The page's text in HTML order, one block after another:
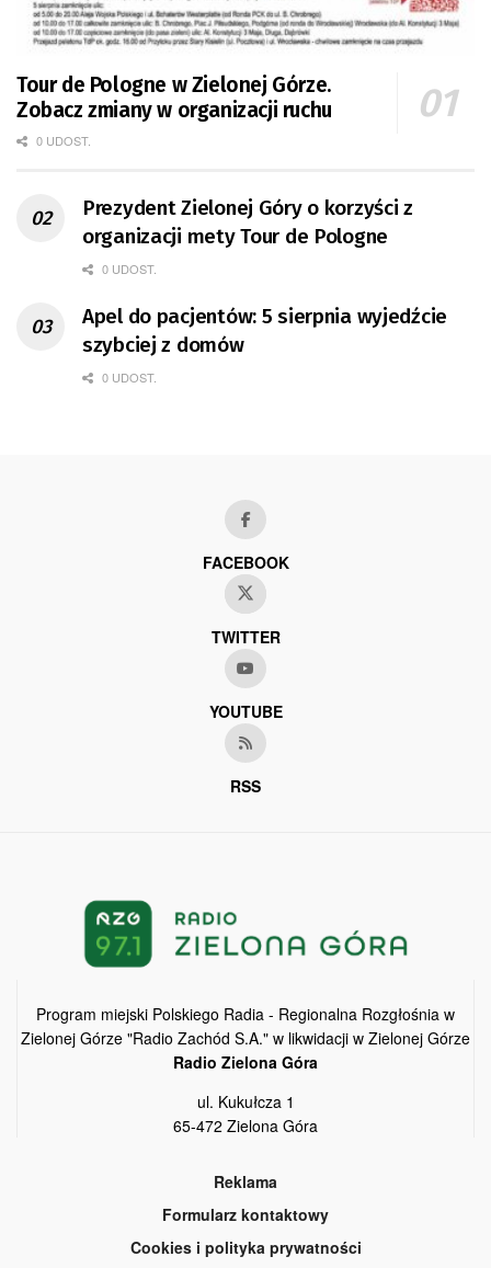
Tour de Pologne w Zielonej Górze.
Zobacz zmiany w organizacji ruchu
0 UDOST.
Prezydent Zielonej Góry o korzyści z
organizacji mety Tour de Pologne
0 UDOST.
Apel do pacjentów: 5 sierpnia wyjedźcie
szybciej z domów
0 UDOST.
FACEBOOK
TWITTER
YOUTUBE
RSS
Program miejski Polskiego Radia - Regionalna Rozgłośnia w
Zielonej Górze "Radio Zachód S.A." w likwidacji w Zielonej Górze
Radio Zielona Góra
ul. Kukułcza 1
65-472 Zielona Góra
Reklama
Formularz kontaktowy
Cookies i polityka prywatności